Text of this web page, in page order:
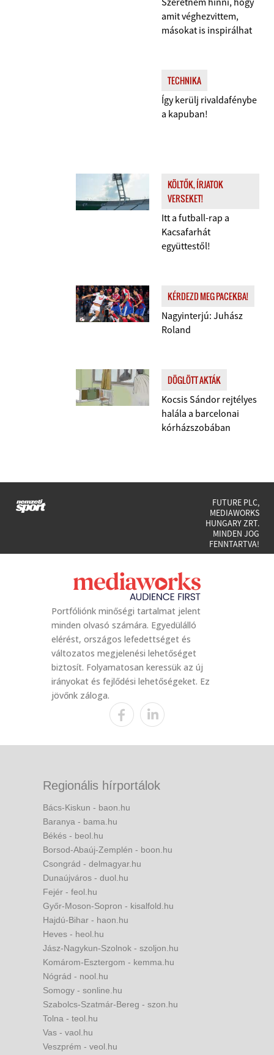
amit véghezvittem,
másokat is inspirálhat
TECHNIKA
Így kerülj rivaldafénybe
a kapuban!
KÖLTŐK, ÍRJATOK
VERSEKET!
Itt a futball-rap a
Kacsafarhát
együttestől!
KÉRDEZD MEG PACEKBA!
Nagyinterjú: Juhász
Roland
DÖGLÖTT AKTÁK
Kocsis Sándor rejtélyes
halála a barcelonai
kórházszobában
FUTURE PLC,
MEDIAWORKS
HUNGARY ZRT.
MINDEN JOG
FENNTARTVA!
Portfóliónk minőségi tartalmat jelent
minden olvasó számára. Egyedülálló
elérést, országos lefedettséget és
változatos megjelenési lehetőséget
biztosít. Folyamatosan keressük az új
irányokat és fejlődési lehetőségeket. Ez
jövőnk záloga.
Regionális hírportálok
Bács-Kiskun - baon.hu
Baranya - bama.hu
Békés - beol.hu
Borsod-Abaúj-Zemplén - boon.hu
Csongrád - delmagyar.hu
Dunaújváros - duol.hu
Fejér - feol.hu
Győr-Moson-Sopron - kisalfold.hu
Hajdú-Bihar - haon.hu
Heves - heol.hu
Jász-Nagykun-Szolnok - szoljon.hu
Komárom-Esztergom - kemma.hu
Nógrád - nool.hu
Somogy - sonline.hu
Szabolcs-Szatmár-Bereg - szon.hu
Tolna - teol.hu
Vas - vaol.hu
Veszprém - veol.hu